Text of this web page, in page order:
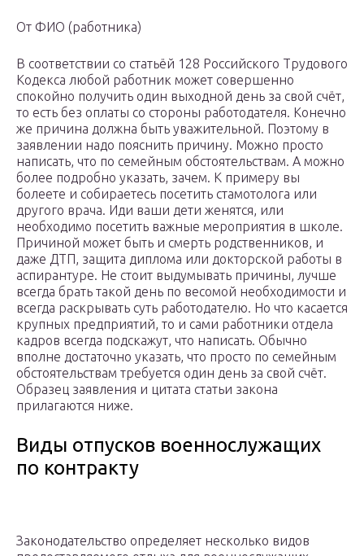
От ФИО (работника)
В соответствии со статьёй 128 Российского Трудового
Кодекса любой работник может совершенно
спокойно получить один выходной день за свой счёт,
то есть без оплаты со стороны работодателя. Конечно
же причина должна быть уважительной. Поэтому в
заявлении надо пояснить причину. Можно просто
написать, что по семейным обстоятельствам. А можно
более подробно указать, зачем. К примеру вы
болеете и собираетесь посетить стамотолога или
другого врача. Иди ваши дети женятся, или
необходимо посетить важные мероприятия в школе.
Причиной может быть и смерть родственников, и
даже ДТП, защита диплома или докторской работы в
аспирантуре. Не стоит выдумывать причины, лучше
всегда брать такой день по весомой необходимости и
всегда раскрывать суть работодателю. Но что касается
крупных предприятий, то и сами работники отдела
кадров всегда подскажут, что написать. Обычно
вполне достаточно указать, что просто по семейным
обстоятельствам требуется один день за свой счёт.
Образец заявления и цитата статьи закона
прилагаются ниже.
Виды отпусков военнослужащих
по контракту
Законодательство определяет несколько видов